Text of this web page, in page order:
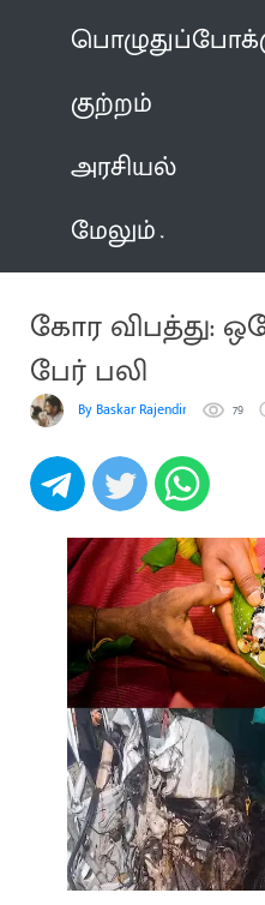
குற்றம்
அரசியல்
மேலும்
கோர விபத்து:
பேர் பலி
By Baskar Rajendiran 79